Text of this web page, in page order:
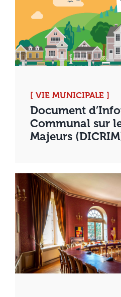
[ VIE MUNICIPALE ]
Document
Communal sur
Majeurs